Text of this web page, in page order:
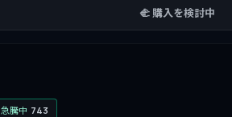
🫲 購入を検討中
急騰中 743